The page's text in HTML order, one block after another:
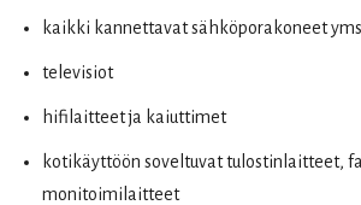
kaikki kannettavat sähköporakoneet
televisiot
hifilaitteet ja kaiuttimet
kotikäyttöön soveltuvat tulostinlaitteet,
monitoimilaitteet